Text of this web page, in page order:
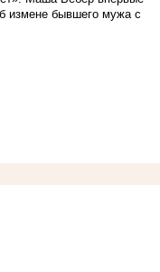
измене бывшего мужа с